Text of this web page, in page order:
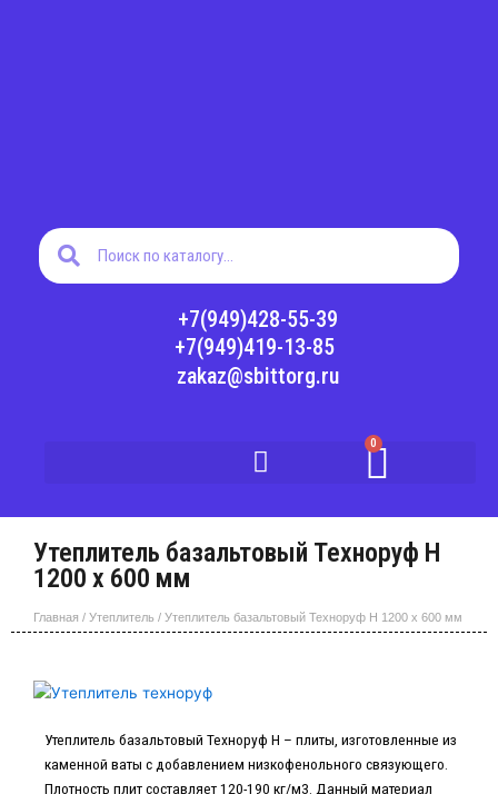
Поиск
+7(949)428-55-39
+7(949)419-13-85
zakaz@sbittorg.ru
0
Утеплитель базальтовый Техноруф Н
1200 х 600 мм
Главная / Утеплитель / Утеплитель базальтовый Техноруф Н 1200 х 600 мм
Утеплитель базальтовый Техноруф Н – плиты, изготовленные из
каменной ваты с добавлением низкофенольного связующего.
Плотность плит составляет 120-190 кг/м3. Данный материал